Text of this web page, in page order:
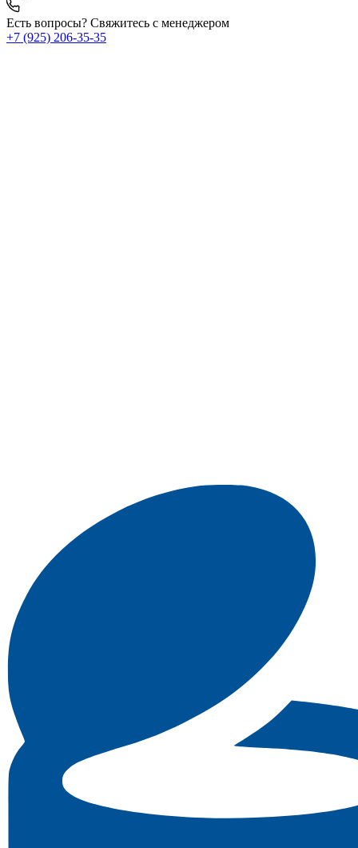
Есть вопросы? Свяжитесь с менеджером
+7 (925) 206‑35‑35